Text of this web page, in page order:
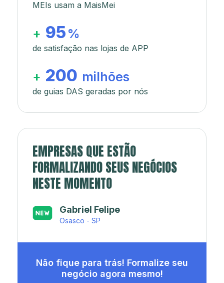
MEIs usam a MaisMei
+ 95 %
de satisfação nas lojas de APP
+ 200 milhões
de guias DAS geradas por nós
EMPRESAS QUE ESTÃO
FORMALIZANDO SEUS NEGÓCIOS
NESTE MOMENTO
Japa’s açaí e sorveteria
Rio de Janeiro - RJ
Não fique para trás! Formalize seu
negócio agora mesmo!